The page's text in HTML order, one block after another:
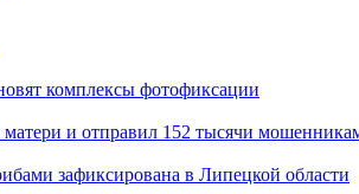
комплексы фотофиксации
и отправил 152 тысячи
зафиксирована в Липецкой области